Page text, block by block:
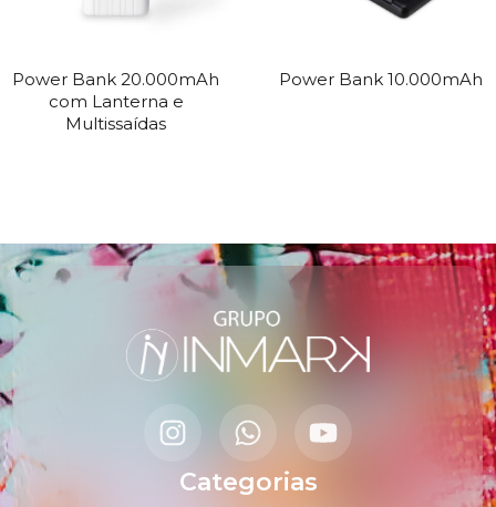
Power Bank 20.000mAh
com Lanterna e
Multissaídas
Power Bank 10.000mAh
Categorias